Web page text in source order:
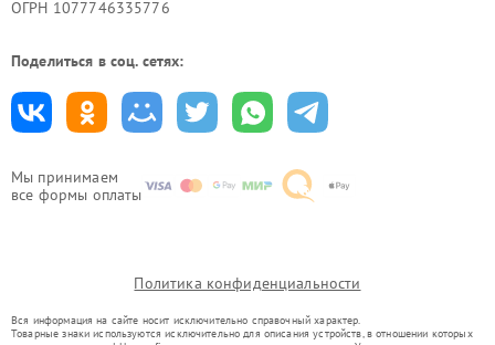
Мы принимаем
все формы оплаты
ОГРН 1077746335776
Поделиться в соц. сетях:
Политика конфиденциальности
Вся информация на сайте носит исключительно справочный характер.
Товарные знаки используются исключительно для описания устройств, в отношении которых